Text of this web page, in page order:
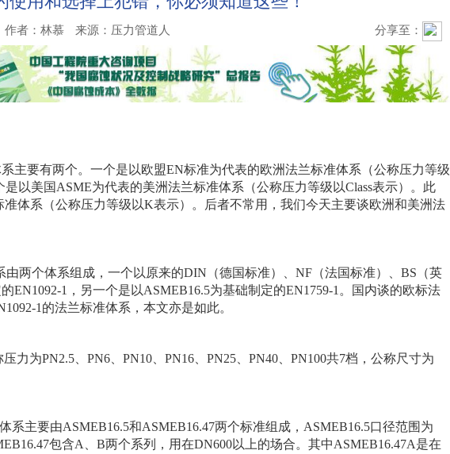
作者： 林慕 来源：压力管道人 分享至：
主要有两个。一个是以欧盟EN标准为代表的欧洲法兰标准体系（公称压力等级
是以美国ASME为代表的美洲法兰标准体系（公称压力等级以Class表示）。此
准体系（公称压力等级以K表示）。后者不常用，我们今天主要谈欧洲和美洲法
由两个体系组成，一个以原来的DIN（德国标准）、NF（法国标准）、BS（英
EN1092-1，另一个是以ASMEB16.5为基础制定的EN1759-1。国内谈的欧标法
1的法兰标准体系，本文亦是如此。
力为PN2.5、PN6、PN10、PN16、PN25、PN40、PN100共7档，公称尺寸为
系主要由ASMEB16.5和ASMEB16.47两个标准组成，ASMEB16.5口径范围为
包含A、B两个系列，用在DN600以上的场合。其中ASMEB16.47A是在